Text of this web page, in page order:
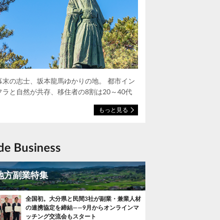
末の志士、坂本龍馬ゆかりの地。 都市イン
ラと自然が共存、移住者の8割は20～40代
もっと見る
Business
方副業特集
全国初。大分県と民間3社が副業・兼業人材
の連携協定を締結——9月からオンラインマ
ッチング交流会もスタート